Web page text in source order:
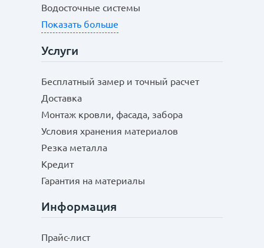
Водосточные системы
Показать больше
Услуги
Бесплатный замер и точный расчет
Доставка
Монтаж кровли, фасада, забора
Условия хранения материалов
Резка металла
Кредит
Гарантия на материалы
Информация
Прайс-лист